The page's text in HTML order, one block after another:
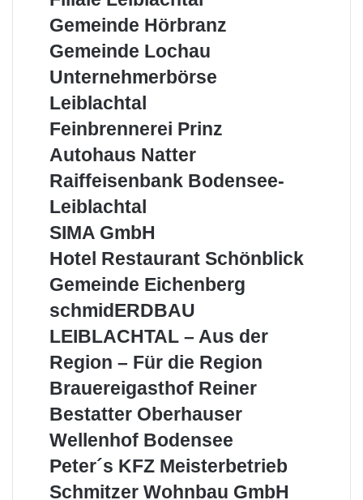
–
Leiblachtal
Gemeinde
Gemeinde Hörbranz
Gemeinde
Gemeinde Lochau
Unternehmerbörse
Unternehmerbörse
Leiblachtal
Feinbrennerei
Feinbrennerei Prinz
Autohaus
Autohaus Natter
Raiffeisenbank
Leiblachtal
Raiffeisenbank Bodensee-
Leiblachtal
SIMA
SIMA GmbH
Hotel
Schönblick
Hotel Restaurant Schönblick
Gemeinde
Gemeinde Eichenberg
schmidERDBAU
–
Aus
Region
–
Für
die
Region
schmidERDBAU
LEIBLACHTAL – Aus der
Region – Für die Region
Brauereigasthof
Brauereigasthof Reiner
Bestatter
Bestatter Oberhauser
Wellenhof
Wellenhof Bodensee
Peter
KFZ
Peter´s KFZ Meisterbetrieb
Schmitzer
Schmitzer Wohnbau GmbH